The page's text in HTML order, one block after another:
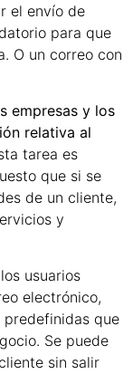
el envío de
para que
O un correo con
empresas y los
relativa al
tarea es
que si se
de un cliente,
y
usuarios
electrónico,
predefinidas que
Se puede
sin salir